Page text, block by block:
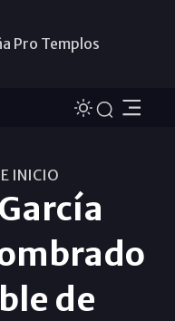
Pro Templos
INICIO
de